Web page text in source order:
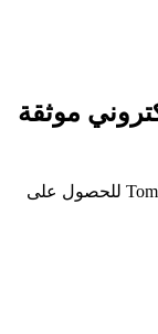
موثقة
انضم إلى أكثر من 150,000 محترف يثقون بـ Tomba للحصول على